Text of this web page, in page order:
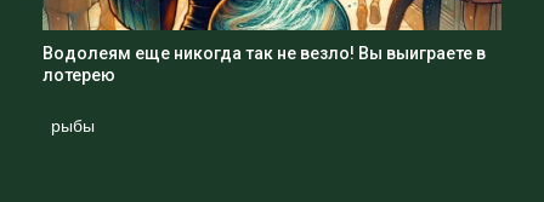
Водолеям еще никогда так не везло! Вы выиграете в
лотерею
рыбы